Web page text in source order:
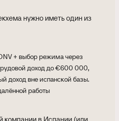
нужно иметь один из
+ выбор режима через
доход до €600 000,
доход вне испанской базы.
работы